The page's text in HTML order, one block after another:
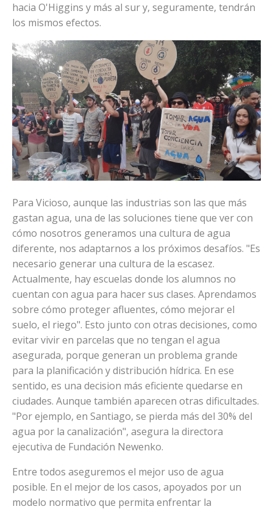
hacia O'Higgins y más al sur y, seguramente, tendrán
los mismos efectos.
Para Vicioso, aunque las industrias son las que más
gastan agua, una de las soluciones tiene que ver con
cómo nosotros generamos una cultura de agua
diferente, nos adaptarnos a los próximos desafíos. "Es
necesario generar una cultura de la escasez.
Actualmente, hay escuelas donde los alumnos no
cuentan con agua para hacer sus clases. Aprendamos
sobre cómo proteger afluentes, cómo mejorar el
suelo, el riego". Esto junto con otras decisiones, como
evitar vivir en parcelas que no tengan el agua
asegurada, porque generan un problema grande
para la planificación y distribución hídrica. En ese
sentido, es una decision más eficiente quedarse en
ciudades. Aunque también aparecen otras dificultades.
"Por ejemplo, en Santiago, se pierda más del 30% del
agua por la canalización", asegura la directora
ejecutiva de Fundación Newenko.
Entre todos aseguremos el mejor uso de agua
posible. En el mejor de los casos, apoyados por un
modelo normativo que permita enfrentar la